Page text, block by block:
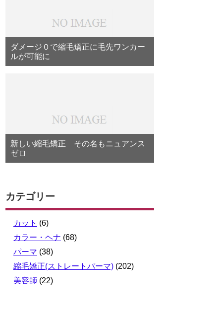
ダメージ０で縮毛矯正に毛先ワンカー
ルが可能に
新しい縮毛矯正 その名もニュアンス
ゼロ
カテゴリー
カット (6)
カラー・ヘナ (68)
パーマ (38)
縮毛矯正(ストレートパーマ) (202)
美容師 (22)